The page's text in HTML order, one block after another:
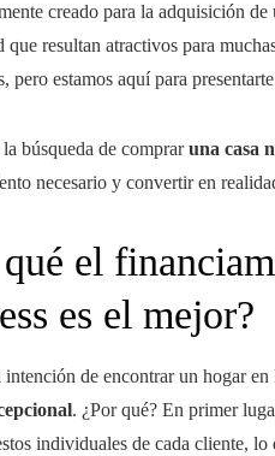
creado para la adquisición
resultan atractivos para
pero estamos aquí para
la búsqueda de compraruna casa
necesario y convertir en
qué el
es el mejor?
intención de encontrar un hogar
. ¿Por qué? En primer
individuales de cada cliente,